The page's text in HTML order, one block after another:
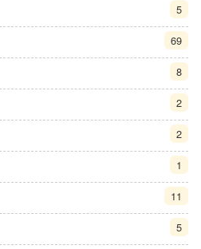
5
69
8
2
2
1
11
5